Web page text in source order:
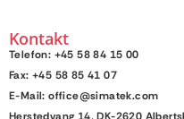
Kontakt
Telefon: +45 58 84 15 00
Fax: +45 58 85 41 07
E-Mail: office@simatek.com